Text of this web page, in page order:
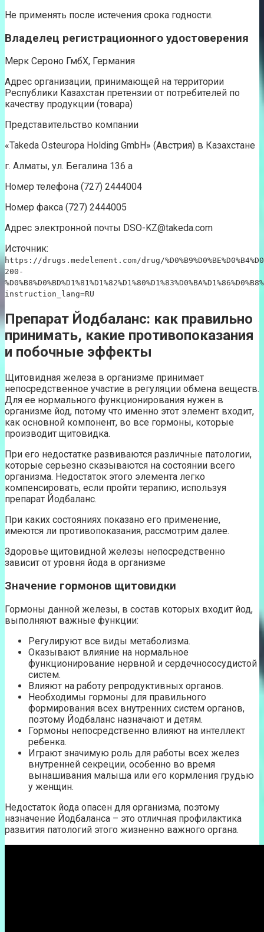
Не применять после истечения срока годности.
Владелец регистрационного удостоверения
Мерк Сероно ГмбХ, Германия
Адрес организации, принимающей на территории
Республики Казахстан претензии от потребителей по
качеству продукции (товара)
Представительство компании
«Takeda Osteuropa Holding GmbH» (Австрия) в Казахстане
г. Алматы, ул. Бегалина 136 а
Номер телефона (727) 2444004
Номер факса (727) 2444005
Адрес электронной почты DSO-KZ@takeda.com
Источник:
https://drugs.medelement.com/drug/
200-
instruction_lang=RU
Препарат Йодбаланс: как правильно
принимать, какие противопоказания
и побочные эффекты
Щитовидная железа в организме принимает
непосредственное участие в регуляции обмена веществ.
Для ее нормального функционирования нужен в
организме йод, потому что именно этот элемент входит,
как основной компонент, во все гормоны, которые
производит щитовидка.
При его недостатке развиваются различные патологии,
которые серьезно сказываются на состоянии всего
организма. Недостаток этого элемента легко
компенсировать, если пройти терапию, используя
препарат Йодбаланс.
При каких состояниях показано его применение,
имеются ли противопоказания, рассмотрим далее.
Здоровье щитовидной железы непосредственно
зависит от уровня йода в организме
Значение гормонов щитовидки
Гормоны данной железы, в состав которых входит йод,
выполняют важные функции:
Регулируют все виды метаболизма.
Оказывают влияние на нормальное
функционирование нервной и сердечнососудистой
систем.
Влияют на работу репродуктивных органов.
Необходимы гормоны для правильного
формирования всех внутренних систем органов,
поэтому Йодбаланс назначают и детям.
Гормоны непосредственно влияют на интеллект
ребенка.
Играют значимую роль для работы всех желез
внутренней секреции, особенно во время
вынашивания малыша или его кормления грудью
у женщин.
Недостаток йода опасен для организма, поэтому
назначение Йодбаланса – это отличная профилактика
развития патологий этого жизненно важного органа.